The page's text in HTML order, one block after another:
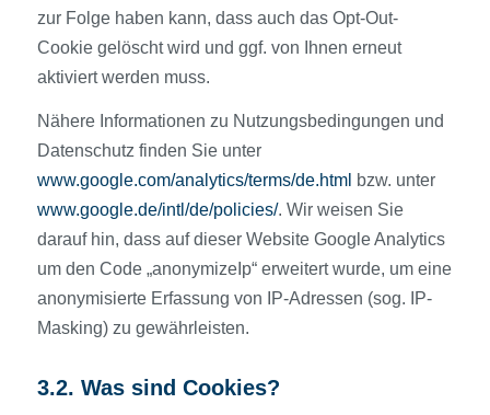
zur Folge haben kann, dass auch das Opt-Out-
Cookie gelöscht wird und ggf. von Ihnen erneut
aktiviert werden muss.
Nähere Informationen zu Nutzungsbedingungen und
Datenschutz finden Sie unter
www.google.com/analytics/terms/de.html bzw. unter
www.google.de/intl/de/policies/. Wir weisen Sie
darauf hin, dass auf dieser Website Google Analytics
um den Code „anonymizeIp“ erweitert wurde, um eine
anonymisierte Erfassung von IP-Adressen (sog. IP-
Masking) zu gewährleisten.
3.2. Was sind Cookies?